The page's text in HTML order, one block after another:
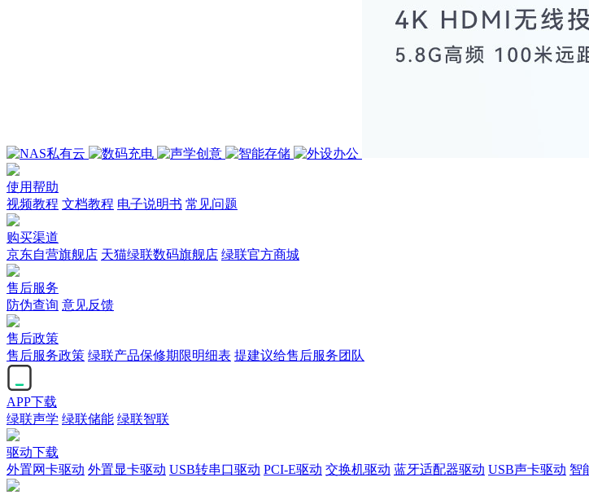
使用帮助
视频教程 文档教程 电子说明书 常见问题
购买渠道
京东自营旗舰店 天猫绿联数码旗舰店 绿联官方商城
售后服务
防伪查询 意见反馈
售后政策
售后服务政策 绿联产品保修期限明细表 提建议给售后服务团队
APP下载
绿联声学 绿联储能 绿联智联
驱动下载
外置网卡驱动 外置显卡驱动 USB转串口驱动 PCI-E驱动 交换机驱动 蓝牙适配器驱动 USB声卡驱动 智